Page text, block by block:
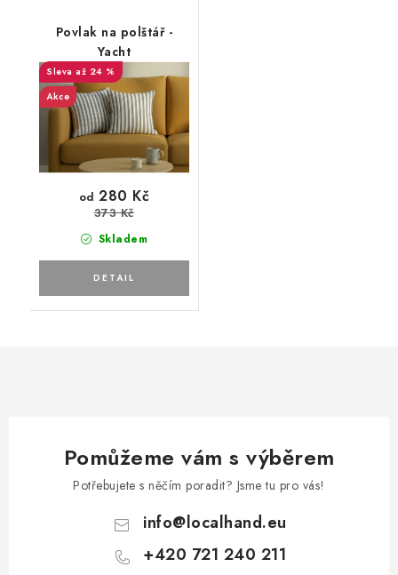
Povlak na polštář -
Yacht
až 24 %
Akce
Skladem
od 280 Kč
373 Kč
Pomůžeme vám s výběrem
Potřebujete s něčím poradit? Jsme tu pro vás!
info@localhand.eu
+420 721 240 211